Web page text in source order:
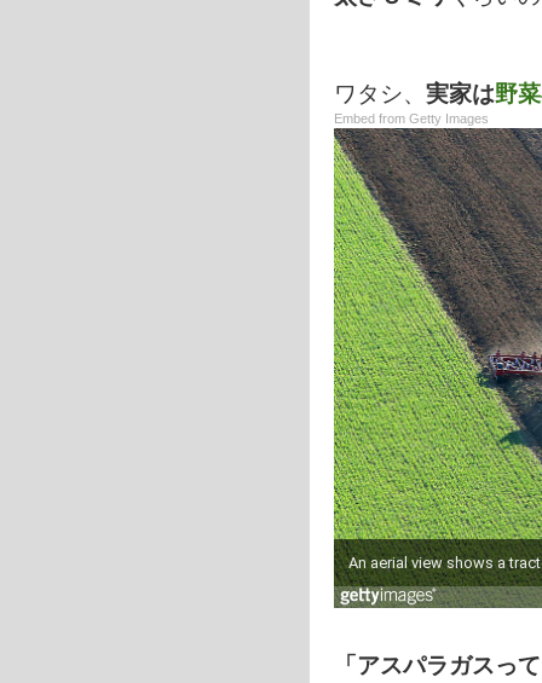
ワタシ、 実家は野
Embed from Getty Images
「アスパラガスっ